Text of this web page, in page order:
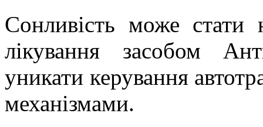
Сонливість може стати
лікування засобом
уникати керування
механізмами.